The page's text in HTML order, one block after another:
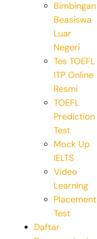
Bimbingan
Beasiswa
Luar
Negeri
Tes TOEFL
ITP Online
Resmi
TOEFL
Prediction
Test
Mock Up
IELTS
Video
Learning
Placement
Test
Daftar